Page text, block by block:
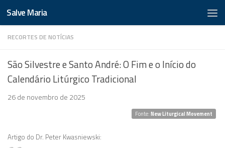
Salve Maria
RECORTES DE NOTÍCIAS
São Silvestre e Santo André: O Fim e o Início do
Calendário Litúrgico Tradicional
26 de novembro de 2025
Fonte:New Liturgical Movement
Artigo do Dr. Peter Kwasniewski: